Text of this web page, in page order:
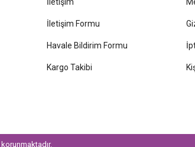
İletişim Formu
Havale Bildirim Formu
Kargo Takibi